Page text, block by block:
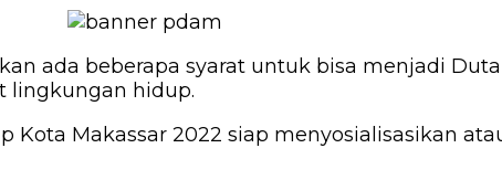
ada beberapa syarat untuk bisa menjadi
lingkungan hidup.
Makassar 2022 siap menyosialisasikan